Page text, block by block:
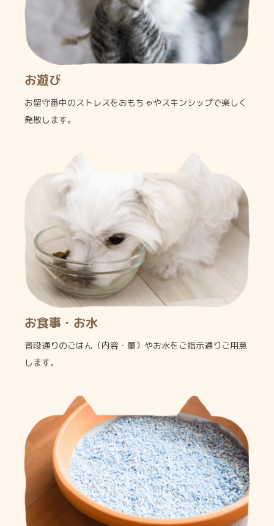
お遊び
お留守番中のストレスをおもちゃやスキンシップで楽しく
発散します。
お食事・お水
普段通りのごはん（内容・量）やお水をご指示通りご用意
します。